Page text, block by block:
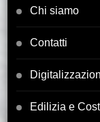
Chi siamo
Contatti
Edilizia e